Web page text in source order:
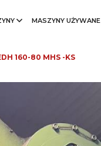
MASZYNY UŻYWANE
160-80 MHS -KS